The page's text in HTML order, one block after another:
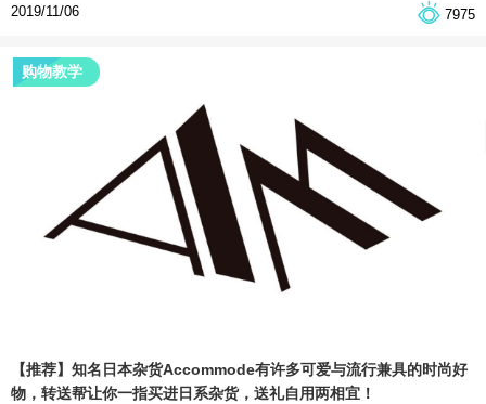
2019/11/06
7975
购物教学
【推荐】知名日本杂货Accommode有许多可爱与流行兼具的时尚好
物，转送帮让你一指买进日系杂货，送礼自用两相宜！